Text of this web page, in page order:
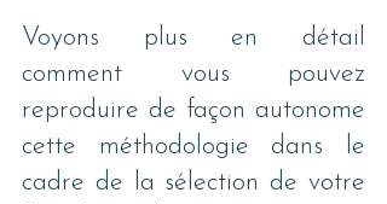
Voyons plus en détail
comment vous pouvez
reproduire de façon autonome
cette méthodologie dans le
cadre de la sélection de votre